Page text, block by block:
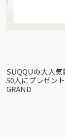
SUQQUの大人気
50人にプレゼン
GRAND